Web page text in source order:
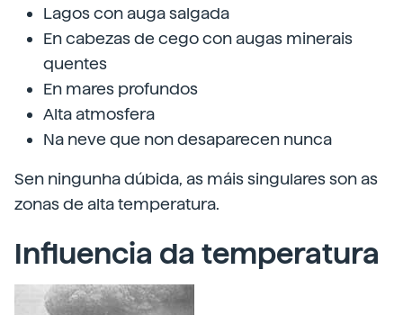
Lagos con auga salgada
En cabezas de cego con augas minerais
quentes
En mares profundos
Alta atmosfera
Na neve que non desaparecen nunca
Sen ningunha dúbida, as máis singulares son as
zonas de alta temperatura.
Influencia da temperatura